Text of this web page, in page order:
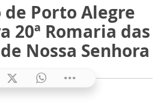
Porto Alegre
20ª Romaria das
Nossa Senhora